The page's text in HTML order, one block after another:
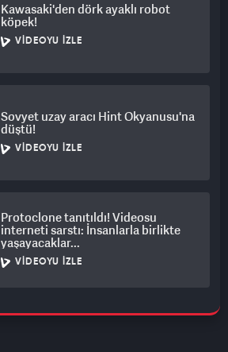
Kawasaki'den dörk ayaklı robot
köpek!
VIDEOYU İZLE
Sovyet uzay aracı Hint Okyanusu'na
düştü!
VIDEOYU İZLE
Protoclone tanıtıldı! Videosu
interneti sarstı: İnsanlarla birlikte
yaşayacaklar...
VIDEOYU İZLE